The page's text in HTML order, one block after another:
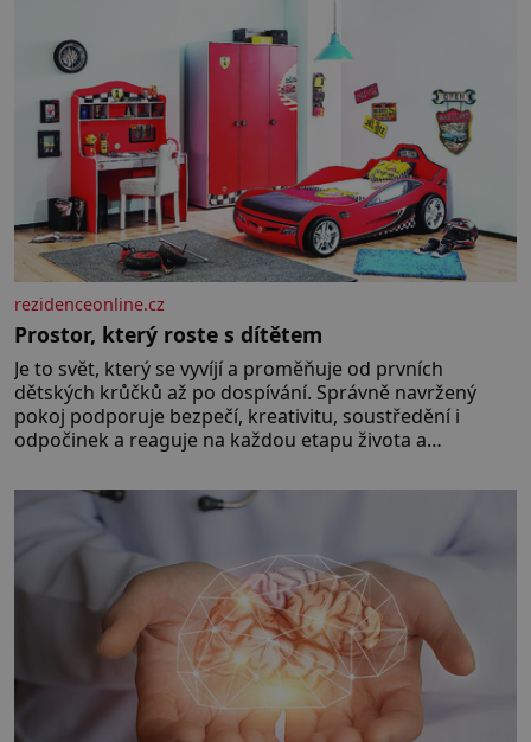
rezidenceonline.cz
Prostor, který roste s dítětem
Je to svět, který se vyvíjí a proměňuje od prvních
dětských krůčků až po dospívání. Správně navržený
pokoj podporuje bezpečí, kreativitu, soustředění i
odpočinek a reaguje na každou etapu života a
jednoduchost, měkkost a bezpečí, proto by pokoj
miminka měl působit především klidně a útulně.
Předškolní věk je